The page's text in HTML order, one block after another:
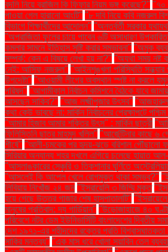
বদলি নিয়ে ব্রাজিল কি ফিফার নিয়ম ভঙ্গ করেছে?" "৭০
পাওয়া গেল হারানো আংটি" "৮ দবি নিয়ে কবি নজরুল
বিভাগে শিক্ষার্থীদের আন্দোলন" "অন্তর্বর্তী সরকার
"অপরাজিতা ফুলের চায়ে পাবেন ৬টি অসাধারণ
কমলার সামনে ইতিহাস সৃষ্টি করার সম্ভাবনা" "অমুক
সম্পর্ক: কেন এ বিষয়ে লেখা হয় না?" "অযথা সময় নষ্ট
নেই: আসিফ নজরুল" "আইনশৃঙ্খলা পরিস্থিতি সন্ধ্যার
উপদেষ্টা" "আওয়ামী লীগের অবস্থান স্পষ্ট না করলে
পরিষদ" "আগামীকাল নির্বাচন কমিশনে বৈঠকে যাবে
আসছেন সাকিব?" "আজ লক্ষ্মীপূজার উৎসব" "আজহারুল
কথা কেউ ভাবছে না: মার্কিন নির্বাচনের প্রেক্ষাপটে
"আমার হিজাব আমার শক্তির উৎস" : মার্কিন ছাত্রী
ফিলিস্তিনি ছাত্র মাহমুদ খলিল" "আর্জেন্টিনার কাছে ৬
শীর্ষে" "আলী-চমকের পর হৃদয়-ঝড়ে বরিশাল পৌঁছালো
সিরিয়ার অন্যান্য শহর দখলে এগিয়ে চলেছে হায়াত আল-
"আসলাঙ্কারের সেঞ্চুরি ও তিকশানার ঘূর্ণিতে
"আসলেই কি আপেল খেলে রোগমুক্ত থাকা সম্ভব?"
লিবিয়ায় নিখোঁজ ২৪ জন "ইসরায়েলি ৩ জিম্মি মুক্ত
হয়ে গেছে উত্তর গাজার শেষ হাসপাতালটি"
মানুষের প্রতিবাদ: দ্য গার্ডিয়ান" "উড়োজাহাজে ৪০
পরিবেশে নটর ডেম ইউনিভার্সিটি বাংলাদেশের দ্বিতীয়
দেশ ১৯৭১-এর শহীদদের রক্তের প্রতি
সাকির মন্তব্য" "এক মাস ধরে খোলা সয়াবিন তেল